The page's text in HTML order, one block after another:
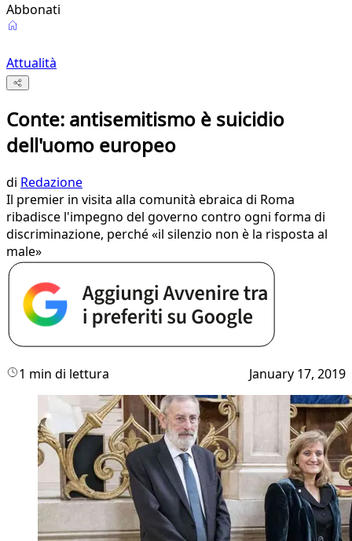
Abbonati
Attualità
Conte: antisemitismo è suicidio
dell'uomo europeo
di Redazione
Il premier in visita alla comunità ebraica di Roma
ribadisce l'impegno del governo contro ogni forma di
discriminazione, perché «il silenzio non è la risposta al
male»
1 min di lettura January 17, 2019